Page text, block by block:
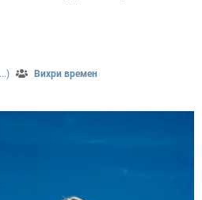
Вихри времен